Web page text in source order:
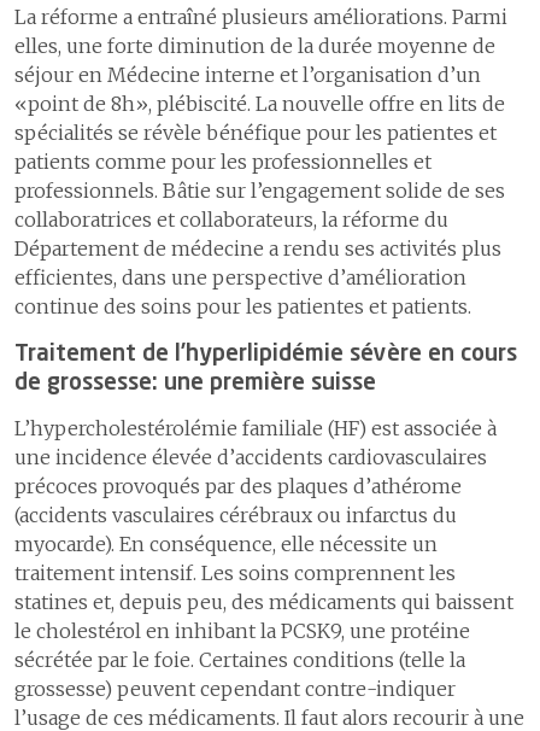
La réforme a entraîné plusieurs améliorations. Parmi
elles, une forte diminution de la durée moyenne de
séjour en Médecine interne et l’organisation d’un
«point de 8h», plébiscité. La nouvelle offre en lits de
spécialités se révèle bénéfique pour les patientes et
patients comme pour les professionnelles et
professionnels. Bâtie sur l’engagement solide de ses
collaboratrices et collaborateurs, la réforme du
Département de médecine a rendu ses activités plus
efficientes, dans une perspective d’amélioration
continue des soins pour les patientes et patients.
Traitement de l’hyperlipidémie sévère en cours
de grossesse: une première suisse
L’hypercholestérolémie familiale (HF) est associée à
une incidence élevée d’accidents cardiovasculaires
précoces provoqués par des plaques d’athérome
(accidents vasculaires cérébraux ou infarctus du
myocarde). En conséquence, elle nécessite un
traitement intensif. Les soins comprennent les
statines et, depuis peu, des médicaments qui baissent
le cholestérol en inhibant la PCSK9, une protéine
sécrétée par le foie. Certaines conditions (telle la
grossesse) peuvent cependant contre-indiquer
l’usage de ces médicaments. Il faut alors recourir à une